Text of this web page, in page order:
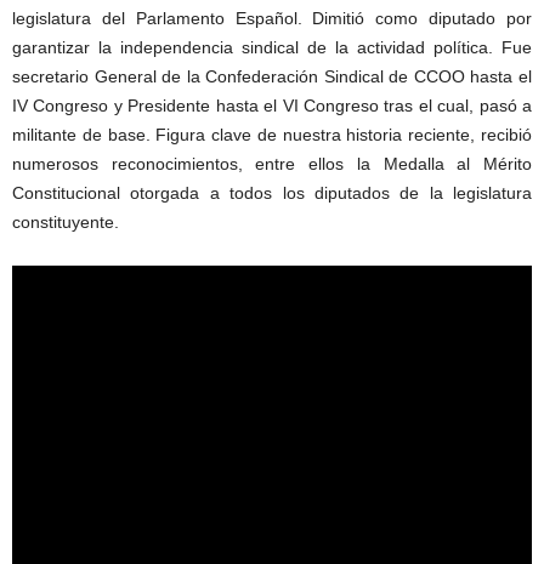
legislatura del Parlamento Español. Dimitió como diputado por
garantizar la independencia sindical de la actividad política. Fue
secretario General de la Confederación Sindical de CCOO hasta el
IV Congreso y Presidente hasta el VI Congreso tras el cual, pasó a
militante de base. Figura clave de nuestra historia reciente, recibió
numerosos reconocimientos, entre ellos la Medalla al Mérito
Constitucional otorgada a todos los diputados de la legislatura
constituyente.